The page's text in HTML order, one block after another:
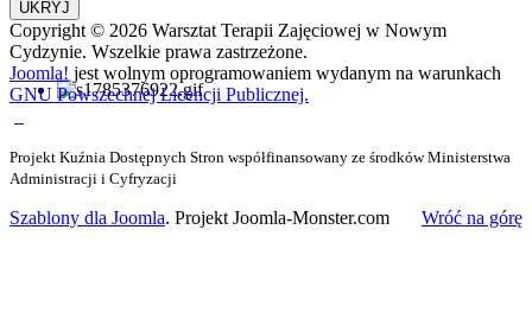
Copyright © 2026 Warsztat Terapii Zajęciowej w Nowym
Cydzynie. Wszelkie prawa zastrzeżone.
Joomla! jest wolnym oprogramowaniem wydanym na warunkach
GNU Powszechnej Licencji Publicznej.
Projekt Kuźnia Dostępnych Stron współfinansowany ze środków Ministerstwa
Administracji i Cyfryzacji
Szablony dla Joomla. Projekt Joomla-Monster.com Wróć na górę